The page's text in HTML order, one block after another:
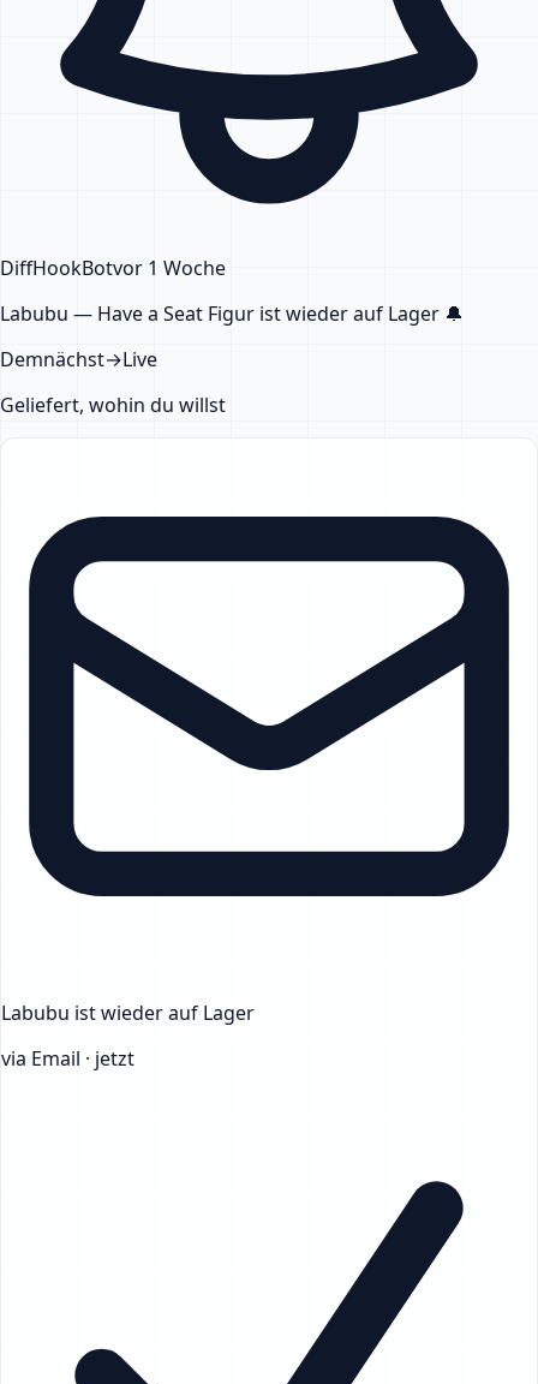
DiffHookBotvor 1 Woche
Labubu — Have a Seat Figur ist wieder auf Lager 🔔
Demnächst→Live
Geliefert, wohin du willst
Labubu ist wieder auf Lager
via Email · jetzt